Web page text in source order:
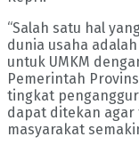
“Salah satu hal
dunia usaha
untuk UMKM
Pemerintah
tingkat
dapat ditekan
masyarakat